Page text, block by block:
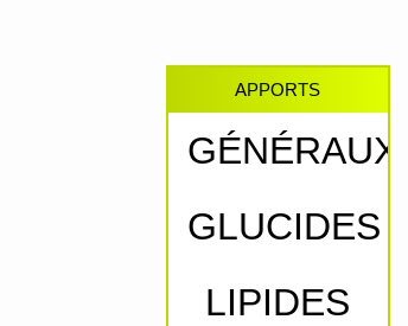
APPORTS
GÉNÉRAUX
GLUCIDES
LIPIDES